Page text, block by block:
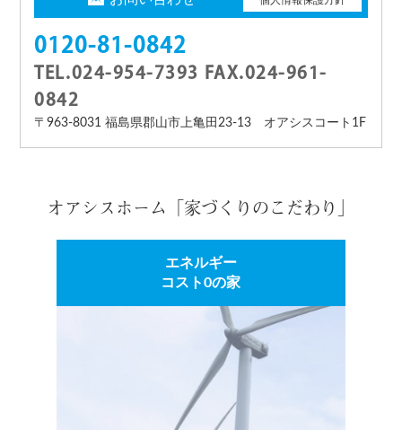
0120-81-0842
TEL.024-954-7393 FAX.024-961-
0842
〒963-8031 福島県郡山市上亀田23-13 オアシスコート1F
オアシスホーム「家づくりのこだわり」
エネルギー
コスト0の家